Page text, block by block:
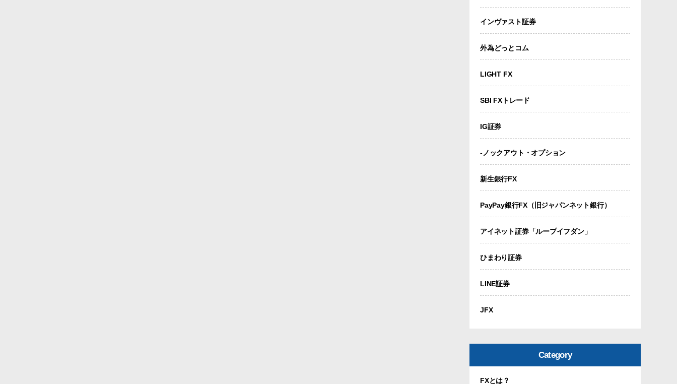
インヴァスト証券
外為どっとコム
LIGHT FX
SBI FXトレード
IG証券
-ノックアウト・オプション
新生銀行FX
PayPay銀行FX（旧ジャパンネット銀行）
アイネット証券「ループイフダン」
ひまわり証券
LINE証券
JFX
Category
FXとは？